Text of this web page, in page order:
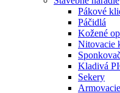
Pákové
Páčidlá
Kožené
Nitovacie
Kladivá
Sekery